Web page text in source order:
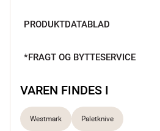
skal smøre cremer ud på din lagkage
PRODUKTDATABLAD
*FRAGT OG BYTTESERVICE
VAREN FINDES I
Westmark Paletknive